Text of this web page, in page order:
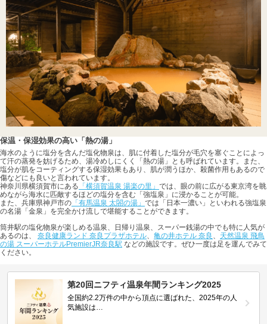
保温・保湿効果の高い「熱の湯」
海水のように塩分を含んだ塩化物泉は、肌に付着した塩分が毛穴を塞ぐことによっ
て汗の蒸発を妨げるため、湯冷めしにくく「熱の湯」とも呼ばれています。また、
塩分が肌をコーティングする保湿効果もあり、肌が潤うほか、殺菌作用もあるので
傷などにも良いと言われています。
神奈川県横須賀市にある 「横須賀温泉 湯楽の里」 では、眼の前に広がる東京湾を眺
めながら海水に匹敵するほどの塩分を含む「強塩泉」に浸かることが可能。
また、兵庫県神戸市の 「有馬温泉 太閤の湯」 では「日本一濃い」といわれる強塩泉
の名湯「金泉」を完全かけ流しで堪能することができます。
筒井駅の塩化物泉が楽しめる温泉、日帰り温泉、スーパー銭湯の中でも特に人気が
あるのは、 奈良健康ランド 奈良プラザホテル、 亀の井ホテル 奈良 、 天然温泉 飛鳥
の湯 スーパーホテルPremierJR奈良駅 などの施設です。ぜひ一度は足を運んでみて
ください。
第20回ニフティ温泉年間ランキング2025
全国約2.2万件の中から頂点に選ばれた、2025年の人
気施設は…